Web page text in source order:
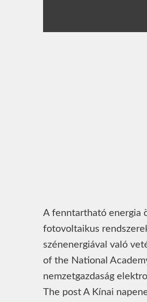
A fenntartható energia
fotovoltaikus
szénenergiával való
of the National
nemzetgazdaság
The post A Kínai